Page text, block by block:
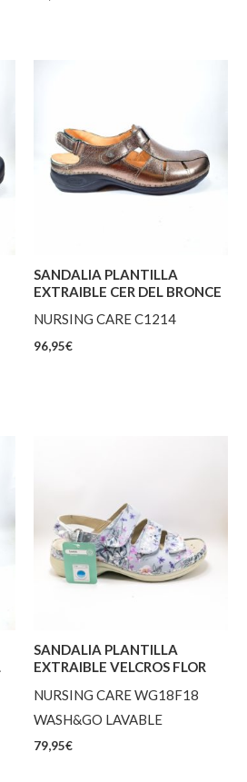
SANDALIA PLANTILLA
EXTRAIBLE CER DEL BRONCE
NURSING CARE C1214
96,95€
SANDALIA PLANTILLA
EXTRAIBLE VELCROS FLOR
NURSING CARE WG18F18
WASH&GO LAVABLE
79,95€